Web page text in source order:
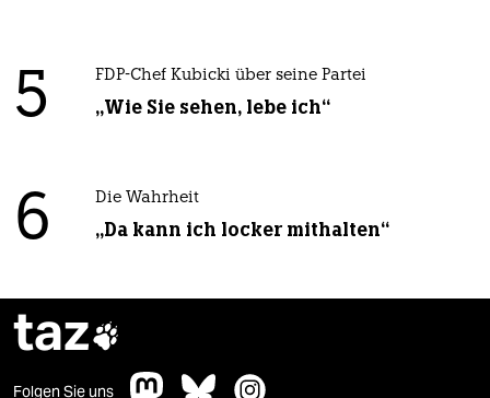
5 FDP-Chef Kubicki über seine Partei
„Wie Sie sehen, lebe ich“
6 Die Wahrheit
„Da kann ich locker mithalten“
taz
Folgen Sie uns